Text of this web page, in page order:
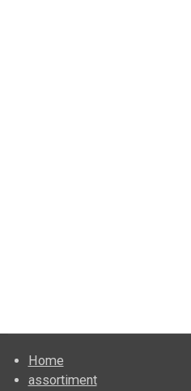
Home
assortiment